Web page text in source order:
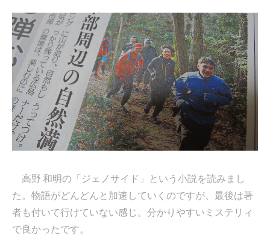
高野 和明の「ジェノサイド」という小説を読みまし
た。物語がどんどんと加速していくのですが、最後は著
者も付いて行けていない感じ。分かりやすいミステリィ
で良かったです。